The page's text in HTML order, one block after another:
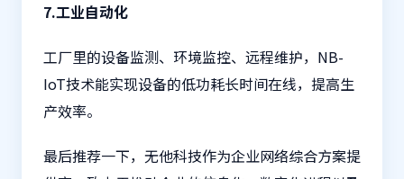
7.工业自动化
工厂里的设备监测、环境监控、远程维护，NB-
IoT技术能实现设备的低功耗长时间在线，提高生
产效率。
最后推荐一下，无他科技作为企业网络综合方案提